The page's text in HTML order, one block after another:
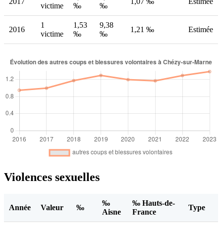
victime
‰
‰
2016
1
victime
1,53
‰
9,38
‰
1,21 ‰ Estimée
Violences sexuelles
Année Valeur ‰
‰
Aisne
‰ Hauts-de-
France
Type